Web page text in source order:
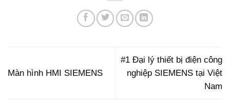
Màn hình HMI SIEMENS
#1 Đại lý thiết bị điện công
nghiệp SIEMENS tại Việt
Nam